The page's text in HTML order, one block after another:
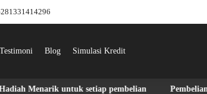
Testimoni Blog Simulasi Kredit
untuk setiap pembelian Pembelian bisa